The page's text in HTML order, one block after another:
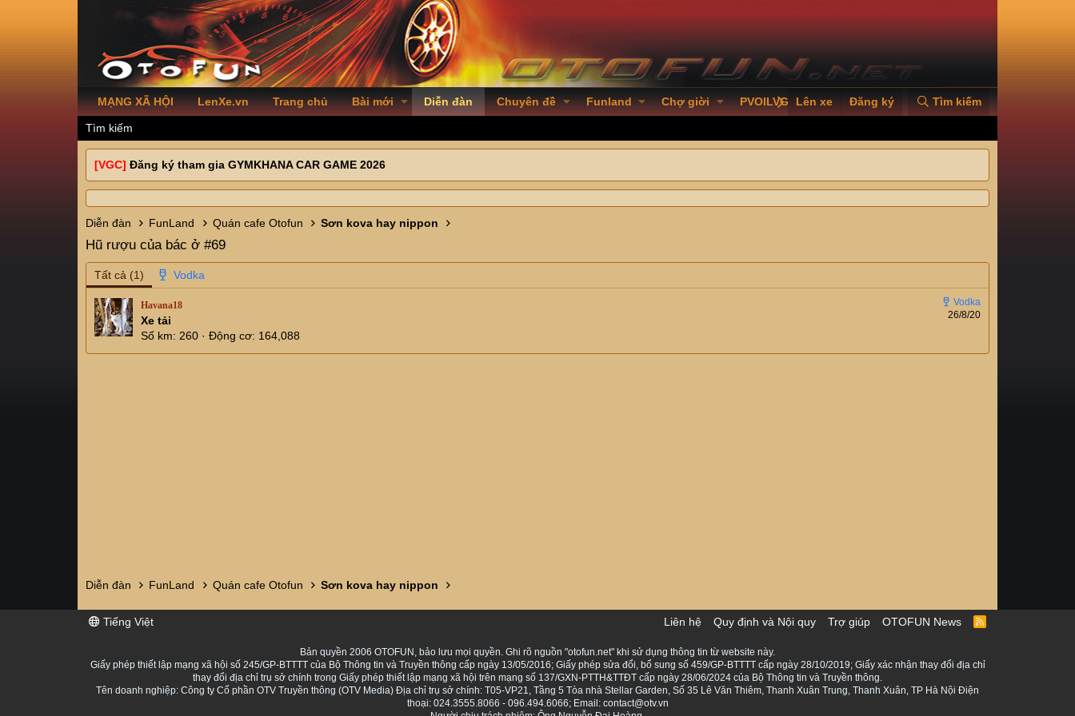
MẠNG XÃ HỘI LenXe.vn Trang chủ Bài mới Diễn đàn Chuyên đề Funland Chợ giời PVOILVGC2026
Lên xe Đăng ký Tìm kiếm
Tìm kiếm
[VGC] Đăng ký tham gia GYMKHANA CAR GAME 2026
Diễn đàn FunLand Quán cafe Otofun Sơn kova hay nippon
Hũ rượu của bác ở #69
Tất cả (1)
26/8/20
Havana18
Xe tải
Số km 260 Động cơ 164,088
Diễn đàn FunLand Quán cafe Otofun Sơn kova hay nippon
Tiếng Việt Liên hệ Quy định và Nội quy Trợ giúp OTOFUN News
R
Bản quyền 2006 OTOFUN, bảo lưu mọi quyền. Ghi rõ nguồn "otofun.net" khi sử dụng thông tin từ website này.
Giấy phép thiết lập mạng xã hội số 245/GP-BTTTT của Bộ Thông tin và Truyền thông cấp ngày 13/05/2016; Giấy phép sửa đổi, bổ sung số 459/GP-BTTTT cấp ngày 28/10/2019; Giấy xác nhận thay đổi địa chỉ
thay đổi địa chỉ trụ sở chính trong Giấy phép thiết lập mạng xã hội trên mạng số 137/GXN-PTTH&TTĐT cấp ngày 28/06/2024 của Bộ Thông tin và Truyền thông.
Tên doanh nghiệp: Công ty Cổ phần OTV Truyền thông (OTV Media) Địa chỉ trụ sở chính: T05-VP21, Tầng 5 Tòa nhà Stellar Garden, Số 35 Lê Văn Thiêm, Thanh Xuân Trung, Thanh Xuân, TP Hà Nội Điện
thoại: 024.3555.8066 - 096.494.6066; Email: contact@otv.vn